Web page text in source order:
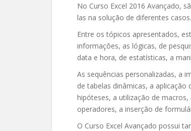
No Curso Excel 2016 Avançado,
las na solução de diferentes casos.
Entre os tópicos apresentados,
informações, as lógicas, de
data e hora, de estatísticas, a
As sequências personalizadas, a
de tabelas dinâmicas, a
hipóteses, a utilização de
operadores, a inserção de
O Curso Excel Avançado possui